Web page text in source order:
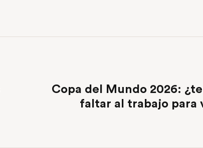
Copa del Mundo 2026:
faltar al trabajo para